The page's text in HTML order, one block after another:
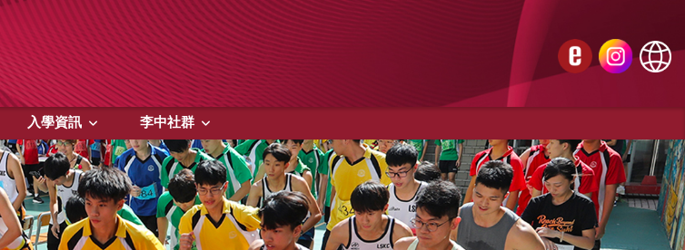
入學資訊 李中社群